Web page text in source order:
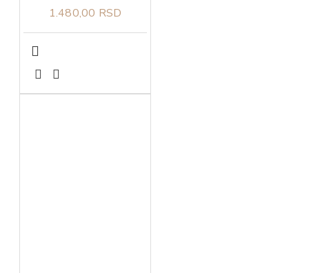
1.480,00 RSD